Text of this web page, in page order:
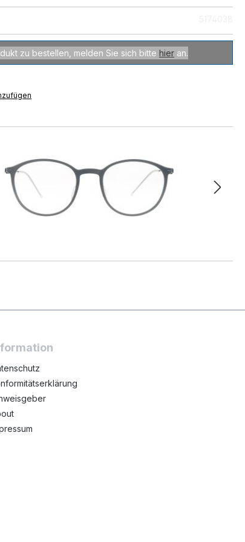
zu bestellen, melden Sie sich bitte hier an.